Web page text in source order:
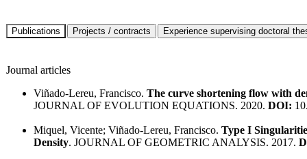
Journal articles
Viñado-Lereu, Francisco. The curve shortening flow with
JOURNAL OF EVOLUTION EQUATIONS. 2020. DOI:
Miquel, Vicente; Viñado-Lereu, Francisco. Type I
Density. JOURNAL OF GEOMETRIC ANALYSIS. 2017.